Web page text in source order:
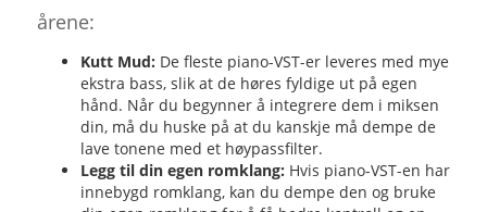
årene:
Kutt Mud: De fleste piano-VST-er leveres med mye
ekstra bass, slik at de høres fyldige ut på egen
hånd. Når du begynner å integrere dem i miksen
din, må du huske på at du kanskje må dempe de
lave tonene med et høypassfilter.
Legg til din egen romklang: Hvis piano-VST-en har
innebygd romklang, kan du dempe den og bruke